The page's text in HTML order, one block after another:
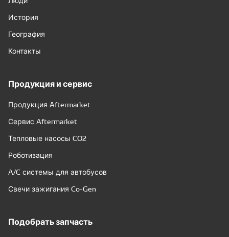
История
География
Контакты
Продукция и сервис
Продукция Aftermarket
Сервис Aftermarket
Тепловые насосы CO2
Роботизация
A/C системы для автобусов
Свечи зажигания Co-Gen
Подобрать запчасть